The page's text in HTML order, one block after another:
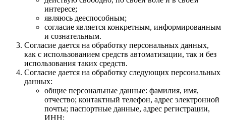
интересе;
являюсь дееспособным;
согласие является конкретным, информированным
и сознательным.
Согласие дается на обработку персональных данных,
как с использованием средств автоматизации, так и без
использования таких средств.
Согласие дается на обработку следующих персональных
данных:
общие персональные данные: фамилия, имя,
отчество; контактный телефон, адрес электронной
почты; паспортные данные, адрес регистрации,
ИНН;